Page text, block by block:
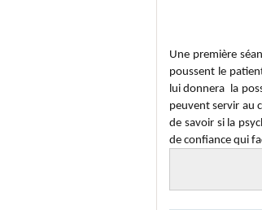
Une première
poussent le
lui donnera la
peuvent servir au
de savoir si la
de confiance qui